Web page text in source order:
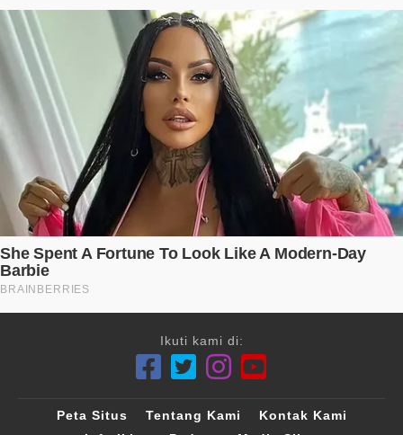
Ikuti kami di:
Peta Situs Tentang Kami
Kontak Kami